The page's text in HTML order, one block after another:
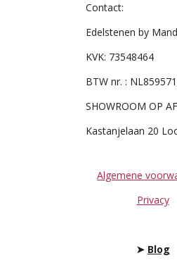
Contact:
Edelstenen by
KVK: 73548464
BTW nr. :
SHOWROOM OP
Kastanjelaan 20
Algemene
Privacy
➤ Blog